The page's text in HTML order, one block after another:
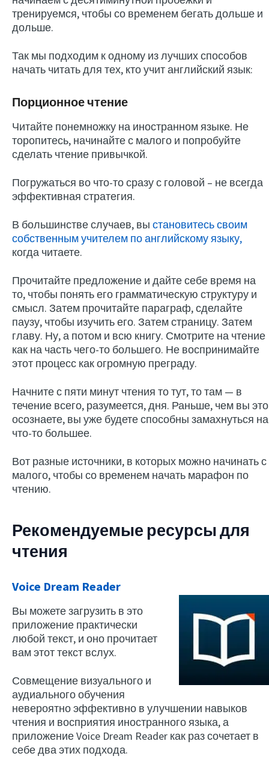
тренируемся, чтобы со временем бегать дольше и
дольше.
Так мы подходим к одному из лучших способов
начать читать для тех, кто учит английский язык:
Порционное чтение
Читайте понемножку на иностранном языке. Не
торопитесь, начинайте с малого и попробуйте
сделать чтение привычкой.
Погружаться во что-то сразу с головой – не всегда
эффективная стратегия.
В большинстве случаев, вы становитесь своим
собственным учителем по английскому языку,
когда читаете.
Прочитайте предложение и дайте себе время на
то, чтобы понять его грамматическую структуру и
смысл. Затем прочитайте параграф, сделайте
паузу, чтобы изучить его. Затем страницу. Затем
главу. Ну, а потом и всю книгу. Смотрите на чтение
как на часть чего-то большего. Не воспринимайте
этот процесс как огромную преграду.
Начните с пяти минут чтения то тут, то там — в
течение всего, разумеется, дня. Раньше, чем вы это
осознаете, вы уже будете способны замахнуться на
что-то большее.
Вот разные источники, в которых можно начинать с
малого, чтобы со временем начать марафон по
чтению.
Рекомендуемые ресурсы для
чтения
Voice Dream Reader
Вы можете загрузить в это
приложение практически
любой текст, и оно прочитает
вам этот текст вслух.
Совмещение визуального и
аудиального обучения
невероятно эффективно в улучшении навыков
чтения и восприятия иностранного языка, а
приложение Voice Dream Reader как раз сочетает в
себе два этих подхода.